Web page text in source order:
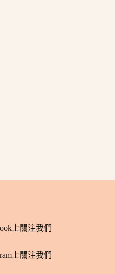
上關注我們
上關注我們